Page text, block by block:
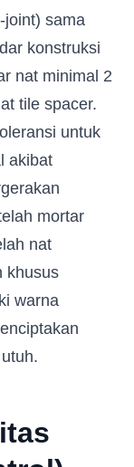
joint) sama
konstruksi
nat minimal 2
tile spacer.
untuk
akibat
mortar
nat
khusus
warna